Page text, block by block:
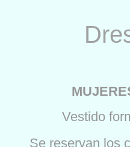
Vestido
Se reservan los